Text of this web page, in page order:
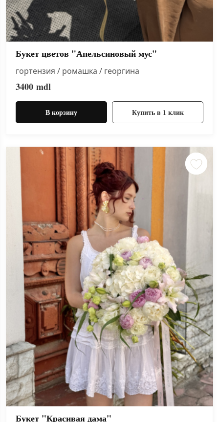
Букет цветов "Апельсиновый мус"
гортензия / ромашка / георгина
3400 mdl
В корзину Купить в 1 клик
Букет "Красивая дама"